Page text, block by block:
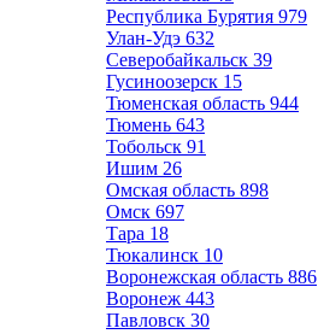
Республика Бурятия 979
Улан-Удэ 632
Северобайкальск 39
Гусиноозерск 15
Тюменская область 944
Тюмень 643
Тобольск 91
Ишим 26
Омская область 898
Омск 697
Тара 18
Тюкалинск 10
Воронежская область 886
Воронеж 443
Павловск 30